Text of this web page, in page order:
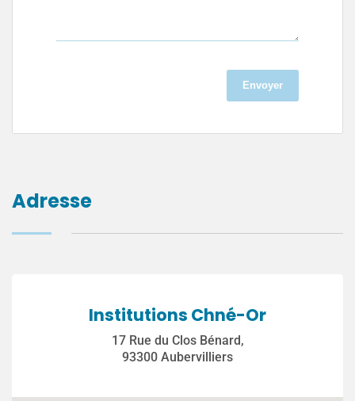
Envoyer
Adresse
Institutions Chné-Or
17 Rue du Clos Bénard,
93300 Aubervilliers